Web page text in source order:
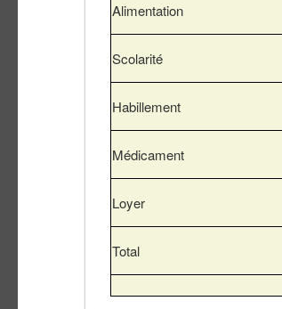
Alimentation
Scolarité
Habillement
Médicament
Loyer
Total